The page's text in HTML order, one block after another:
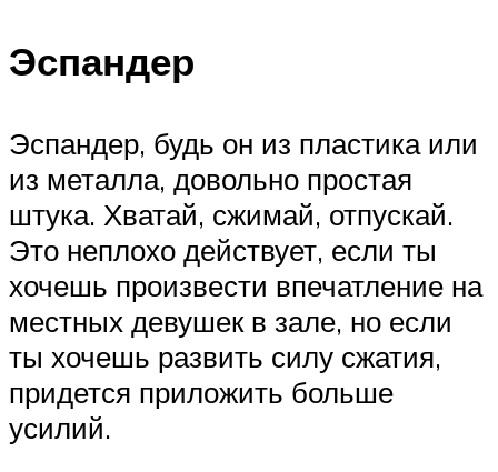
Эспандер
Эспандер, будь он из пластика или
из металла, довольно простая
штука. Хватай, сжимай, отпускай.
Это неплохо действует, если ты
хочешь произвести впечатление на
местных девушек в зале, но если
ты хочешь развить силу сжатия,
придется приложить больше
усилий.